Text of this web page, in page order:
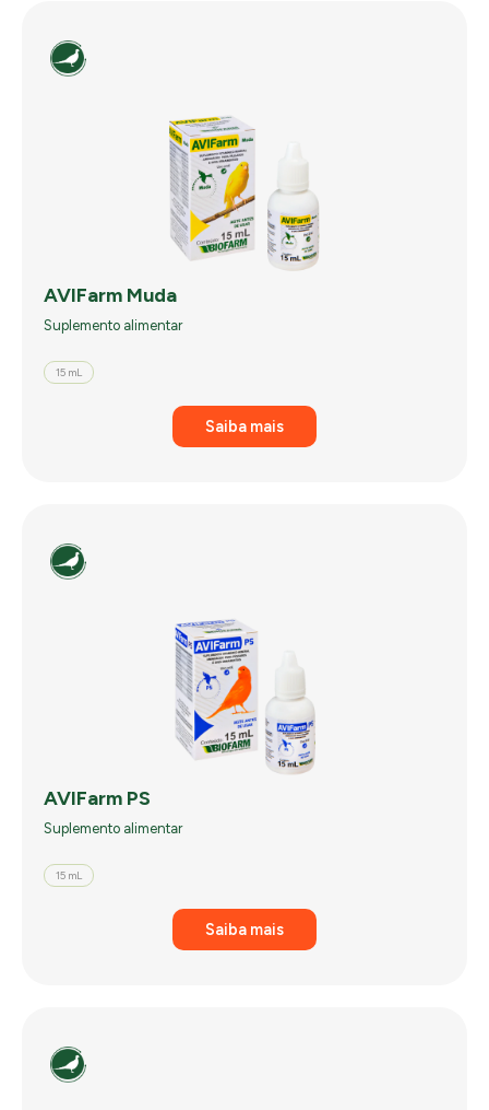
AVIFarm Muda
Suplemento alimentar
15 mL
Saiba mais
AVIFarm PS
Suplemento alimentar
15 mL
Saiba mais